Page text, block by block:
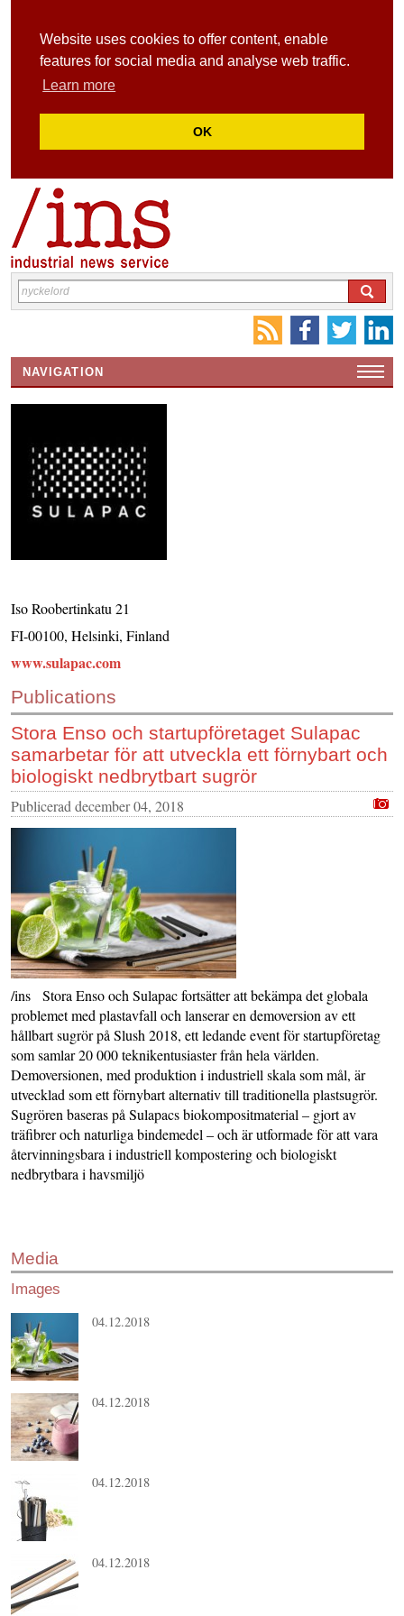
Website uses cookies to offer content, enable
features for social media and analyse web traffic.
Learn more
OK
NAVIGATION
HEMSIDA
INS HEMSIDOR
OM OSS
Iso Roobertinkatu 21
FI-00100, Helsinki, Finland
www.sulapac.com
Publications
Stora Enso och startupföretaget Sulapac
samarbetar för att utveckla ett förnybart och
biologiskt nedbrytbart sugrör
Publicerad december 04, 2018
/ins Stora Enso och Sulapac fortsätter att bekämpa det globala
problemet med plastavfall och lanserar en demoversion av ett
hållbart sugrör på Slush 2018, ett ledande event för startupföretag
som samlar 20 000 teknikentusiaster från hela världen.
Demoversionen, med produktion i industriell skala som mål, är
utvecklad som ett förnybart alternativ till traditionella plastsugrör.
Sugrören baseras på Sulapacs biokompositmaterial – gjort av
träfibrer och naturliga bindemedel – och är utformade för att vara
återvinningsbara i industriell kompostering och biologiskt
nedbrytbara i havsmiljö
Media
Images
04.12.2018
04.12.2018
04.12.2018
04.12.2018